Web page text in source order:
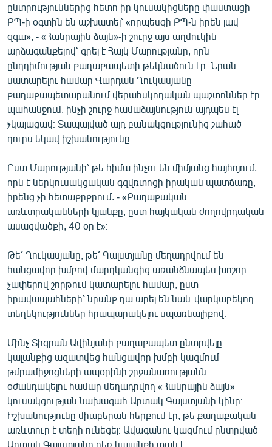
ընտրություններից հետո իր կուսակիցները փաստացի
ՔՊ-ի օգտին են աշխատել՝ «որպեսզի ՔՊ-ն իրեն լավ
զգա», - «Հանրային ձայն»-ի շուրջ այս աղմուկին
արձագանքելով՝ գրել է Հայկ Մարությանը, որն
ընդդիմության քաղաքապետի թեկնածուն էր։ Նրան
սատարելու համար Վարդան Ղուկասյանը
քաղաքապետարանում վերահսկողական պաշտոններ էր
պահանջում, ինչի շուրջ համաձայնություն այդպես էլ
չկայացավ։ Տապալված այդ բանակցությունից շահած
դուրս եկավ իշխանությունը։
Ըստ Մարությանի՝ թե հիմա ինչու են միմյանց հայհոյում,
որն է ներկուսակցական գզվռտոցի իրական պատճառը,
իրենց չի հետաքրքրում. - «Քաղաքական
առևտրականների կյանքը, ըստ հայկական ժողովրդական
ասացվածքի, 40 օր է»։
Թե՛ Ղուկասյանը, թե՛ Գալստյանը մեղադրվում են
հանցավոր խմբով մարդկանցից առանձնապես խոշոր
չափերով շորթում կատարելու համար, ըստ
իրավապահների՝ նրանք դա արել են նաև վարկաբեկող
տեղեկություններ հրապարակելու սպառնալիքով։
Մինչ Տիգրան Ավինյանի քաղաքապետ ընտրվելը
կալանքից ազատվեց հանցավոր խմբի կազմում
թմրամիջոցների ապօրինի շրջանառությանն
օժանդակելու համար մեղադրվող «Հանրային ձայն»
կուսակցության նախագահ Արտակ Գալստյանի կինը։
Իշխանությունը միաբերան հերքում էր, թե քաղաքական
առևտուր է տեղի ունեցել։ Ավագանու կազմում ընտրված
Արտակ Գալստյանը դեռ կալանքի տակ է։